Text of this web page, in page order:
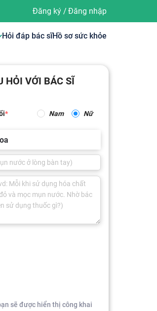
Đăng ký/ Đăng nhập
Hỏi đáp bác sĩHồ sơ sức khỏe
HỎI VỚI BÁC SĨ
Nam Nữ
sẽ được hiển thị công khai